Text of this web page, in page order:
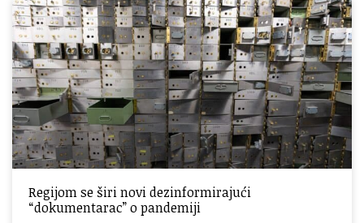
Regijom se širi novi dezinformirajući
“dokumentarac” o pandemiji